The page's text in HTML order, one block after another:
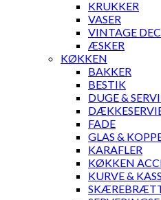
KRUKKER
VASER
VINTAGE
ÆSKER
KØKKEN
BAKKER
BESTIK
DUGE &
FADE
GLAS &
KARAFLER
KØKKEN
KURVE &